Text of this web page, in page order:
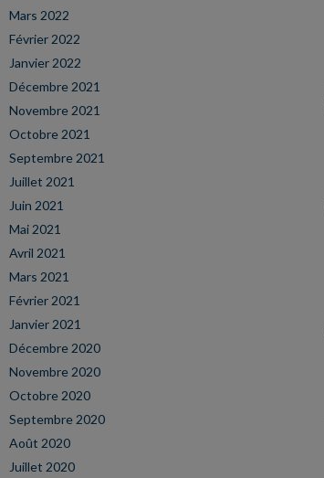
Mars 2022
Février 2022
Janvier 2022
Décembre 2021
Novembre 2021
Octobre 2021
Septembre 2021
Juillet 2021
Juin 2021
Mai 2021
Avril 2021
Mars 2021
Février 2021
Janvier 2021
Décembre 2020
Novembre 2020
Octobre 2020
Septembre 2020
Août 2020
Juillet 2020